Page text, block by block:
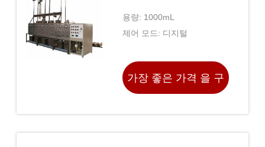
용량: 1000mL
제어 모드: 디지털
가장 좋은 가격 을 구